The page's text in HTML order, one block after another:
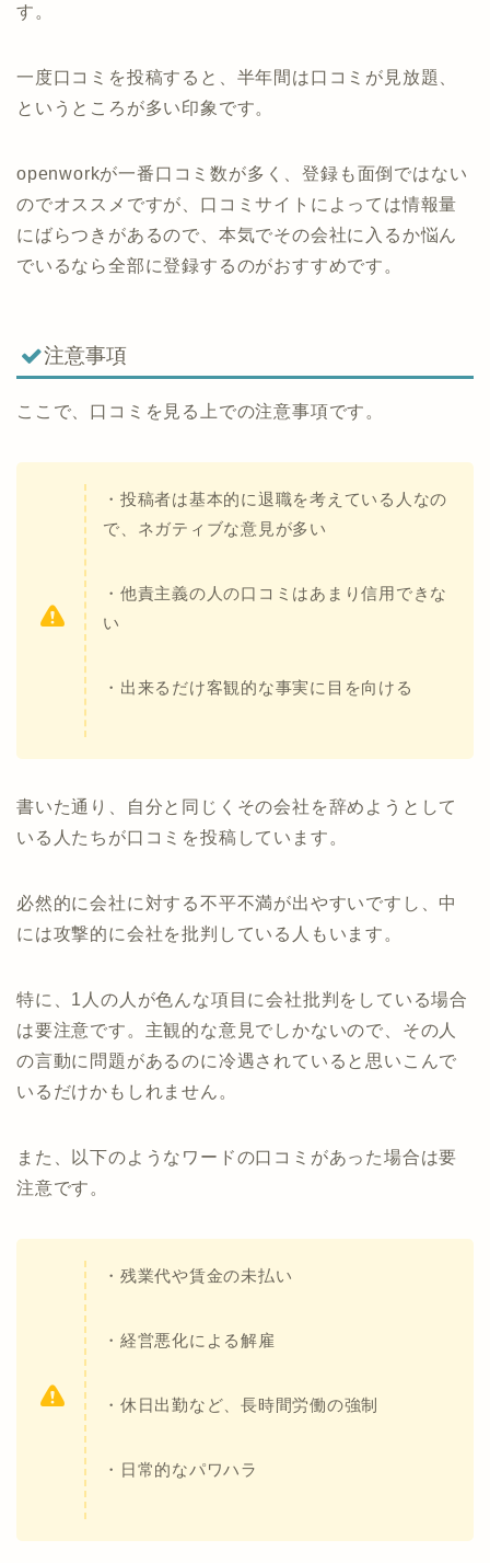
す。
一度口コミを投稿すると、半年間は口コミが見放題、
というところが多い印象です。
openworkが一番口コミ数が多く、登録も面倒ではない
のでオススメですが、口コミサイトによっては情報量
にばらつきがあるので、本気でその会社に入るか悩ん
でいるなら全部に登録するのがおすすめです。
注意事項
ここで、口コミを見る上での注意事項です。
・投稿者は基本的に退職を考えている人なの
で、ネガティブな意見が多い
・他責主義の人の口コミはあまり信用できな
い
・出来るだけ客観的な事実に目を向ける
書いた通り、自分と同じくその会社を辞めようとして
いる人たちが口コミを投稿しています。
必然的に会社に対する不平不満が出やすいですし、中
には攻撃的に会社を批判している人もいます。
特に、1人の人が色んな項目に会社批判をしている場合
は要注意です。主観的な意見でしかないので、その人
の言動に問題があるのに冷遇されていると思いこんで
いるだけかもしれません。
また、以下のようなワードの口コミがあった場合は要
注意です。
・残業代や賃金の未払い
・経営悪化による解雇
・休日出勤など、長時間労働の強制
・日常的なパワハラ